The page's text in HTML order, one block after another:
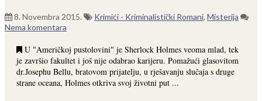
8. Novembra 2015. Krimići - Kriminalistički Romani, Misterija
Nema komentara
U "Američkoj pustolovini" je Sherlock Holmes veoma mlad, tek
je završio fakultet i još nije odabrao karijeru. Pomažući glasovitom
dr.Josephu Bellu, bratovom prijatelju, u rješavanju slučaja s druge
strane oceana, Holmes otkriva svoj životni put ...